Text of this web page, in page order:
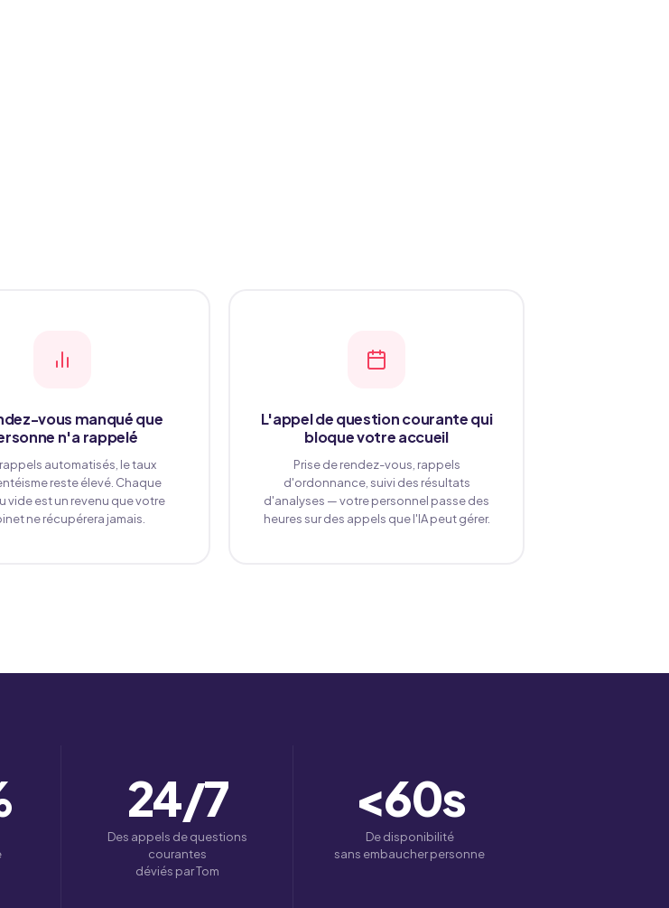
vous manqué que
n'a rappelé
automatisés, le taux
reste élevé. Chaque
vide est un revenu que votre
ne récupérera jamais.
L'appel de question courante qui
bloque votre accueil
Prise de rendez-vous, rappels
d'ordonnance, suivi des résultats
d'analyses — votre personnel passe des
heures sur des appels que l'IA peut gérer.
24/7
Des appels de questions
courantes
déviés par Tom
<60s
De disponibilité
sans embaucher personne